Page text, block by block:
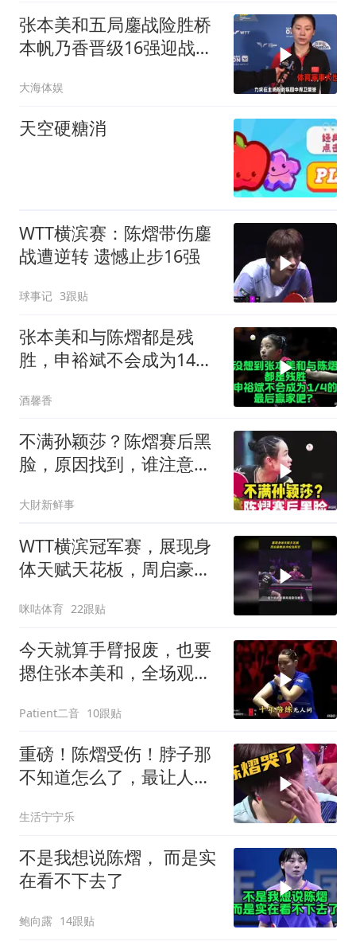
张本美和五局鏖战险胜桥
本帆乃香晋级16强迎战陈
大海体娱
天空硬糖消
WTT横滨赛：陈熠带伤鏖
战遭逆转 遗憾止步16强
球事记 3跟贴
张本美和与陈熠都是残
胜，申裕斌不会成为14的
酒馨香
不满孙颖莎？陈熠赛后黑
脸，原因找到，谁注意她
大財新鲜事
WTT横滨冠军赛，展现身
体天赋天花板，周启豪侧
咪咕体育 22跟贴
今天就算手臂报废，也要
摁住张本美和，全场观众
Patient二音 10跟贴
重磅！陈熠受伤！脖子那
不知道怎么了，最让人心
生活宁宁乐
不是我想说陈熠， 而是实
在看不下去了
鲍向露 14跟贴